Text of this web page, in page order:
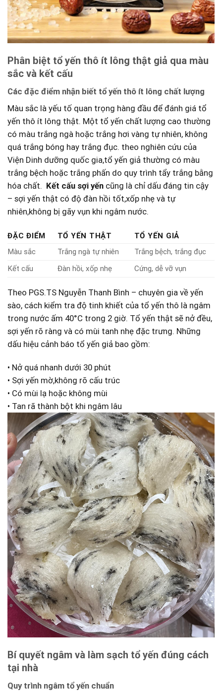
Phân biệt tổ yến thô ít lông⁢ thật giả qua màu
sắc và kết cấu
Các ‍đặc điểm nhận biết tổ yến thô ít lông chất lượng
Màu sắc là yếu​ tố quan trọng hàng đầu để⁣ đánh giá tổ
yến thô ⁢ít lông thật. Một tổ yến chất lượng⁢ cao ⁣thường
có màu trắng ngà hoặc trắng ​hơi vàng tự nhiên, không
quá trắng bóng hay trắng đục. theo nghiên cứu của
Viện Dinh dưỡng quốc gia,tổ yến giả thường có màu
trắng bệch hoặc trắng phấn do quy trình tẩy ‌trắng bằng
hóa chất. ‌ Kết cấu sợi yến cũng là chỉ dấu đáng tin cậy
– sợi yến thật có độ đàn hồi‍ tốt,xốp nhẹ ⁣và tự⁣
nhiên,không bị gãy vụn khi ngâm nước.
ĐẶC ĐIỂM TỔ YẾN THẬT
TỔ YẾN GIẢ
Màu⁢ sắc
Trắng ngà‍ tự nhiên
Trắng bệch, ⁣trắng đục
Kết cấu
Đàn hồi, xốp nhẹ Cứng, dễ vỡ vụn
Theo PGS.TS Nguyễn ​Thanh Bình – chuyên gia về yến⁢
sào, cách kiểm tra độ tinh khiết của tổ yến⁣ thô là ngâm
trong nước ấm 40°C trong 2 giờ. Tổ yến thật sẽ nở đều,‍
sợi yến rõ ràng​ và có mùi​ tanh‌ nhẹ đặc trưng. Những
‌dấu hiệu cảnh báo tổ yến giả bao gồm:
• Nở quá nhanh dưới ‍30 phút
• Sợi​ yến mờ,không rõ cấu trúc
• Có mùi lạ hoặc không mùi
• Tan rã thành‍ bột khi ngâm lâu
Bí quyết ngâm và làm sạch ⁣tổ ⁢yến đúng cách
tại nhà
Quy ‍trình ngâm tổ yến chuẩn